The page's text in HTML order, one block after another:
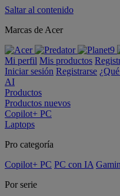
Saltar al contenido
Marcas de Acer
Mi perfil Mis productos
Iniciar sesión Registrarse
AI
Productos
Productos nuevos
Copilot+ PC
Laptops
Pro categoría
Copilot+ PC PC con IA
Por serie